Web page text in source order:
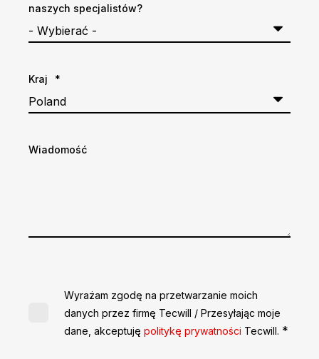
naszych specjalistów?
Kraj *
Wiadomość
Wyrażam zgodę na przetwarzanie moich
danych przez firmę Tecwill / Przesyłając moje
dane, akceptuję politykę prywatności Tecwill. *